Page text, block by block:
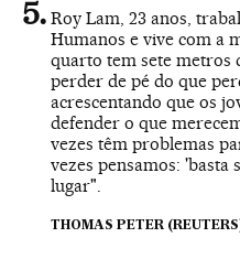
Roy Lam, 23 anos,
Humanos e vive com a
quarto tem sete metros
perder de pé do que
acrescentando que os
defender o que
vezes têm problemas
vezes pensamos:
lugar".
THOMAS PETER